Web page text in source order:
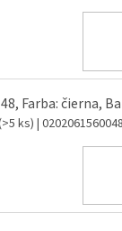
Farba: čierna,
ks) | 0202061560048